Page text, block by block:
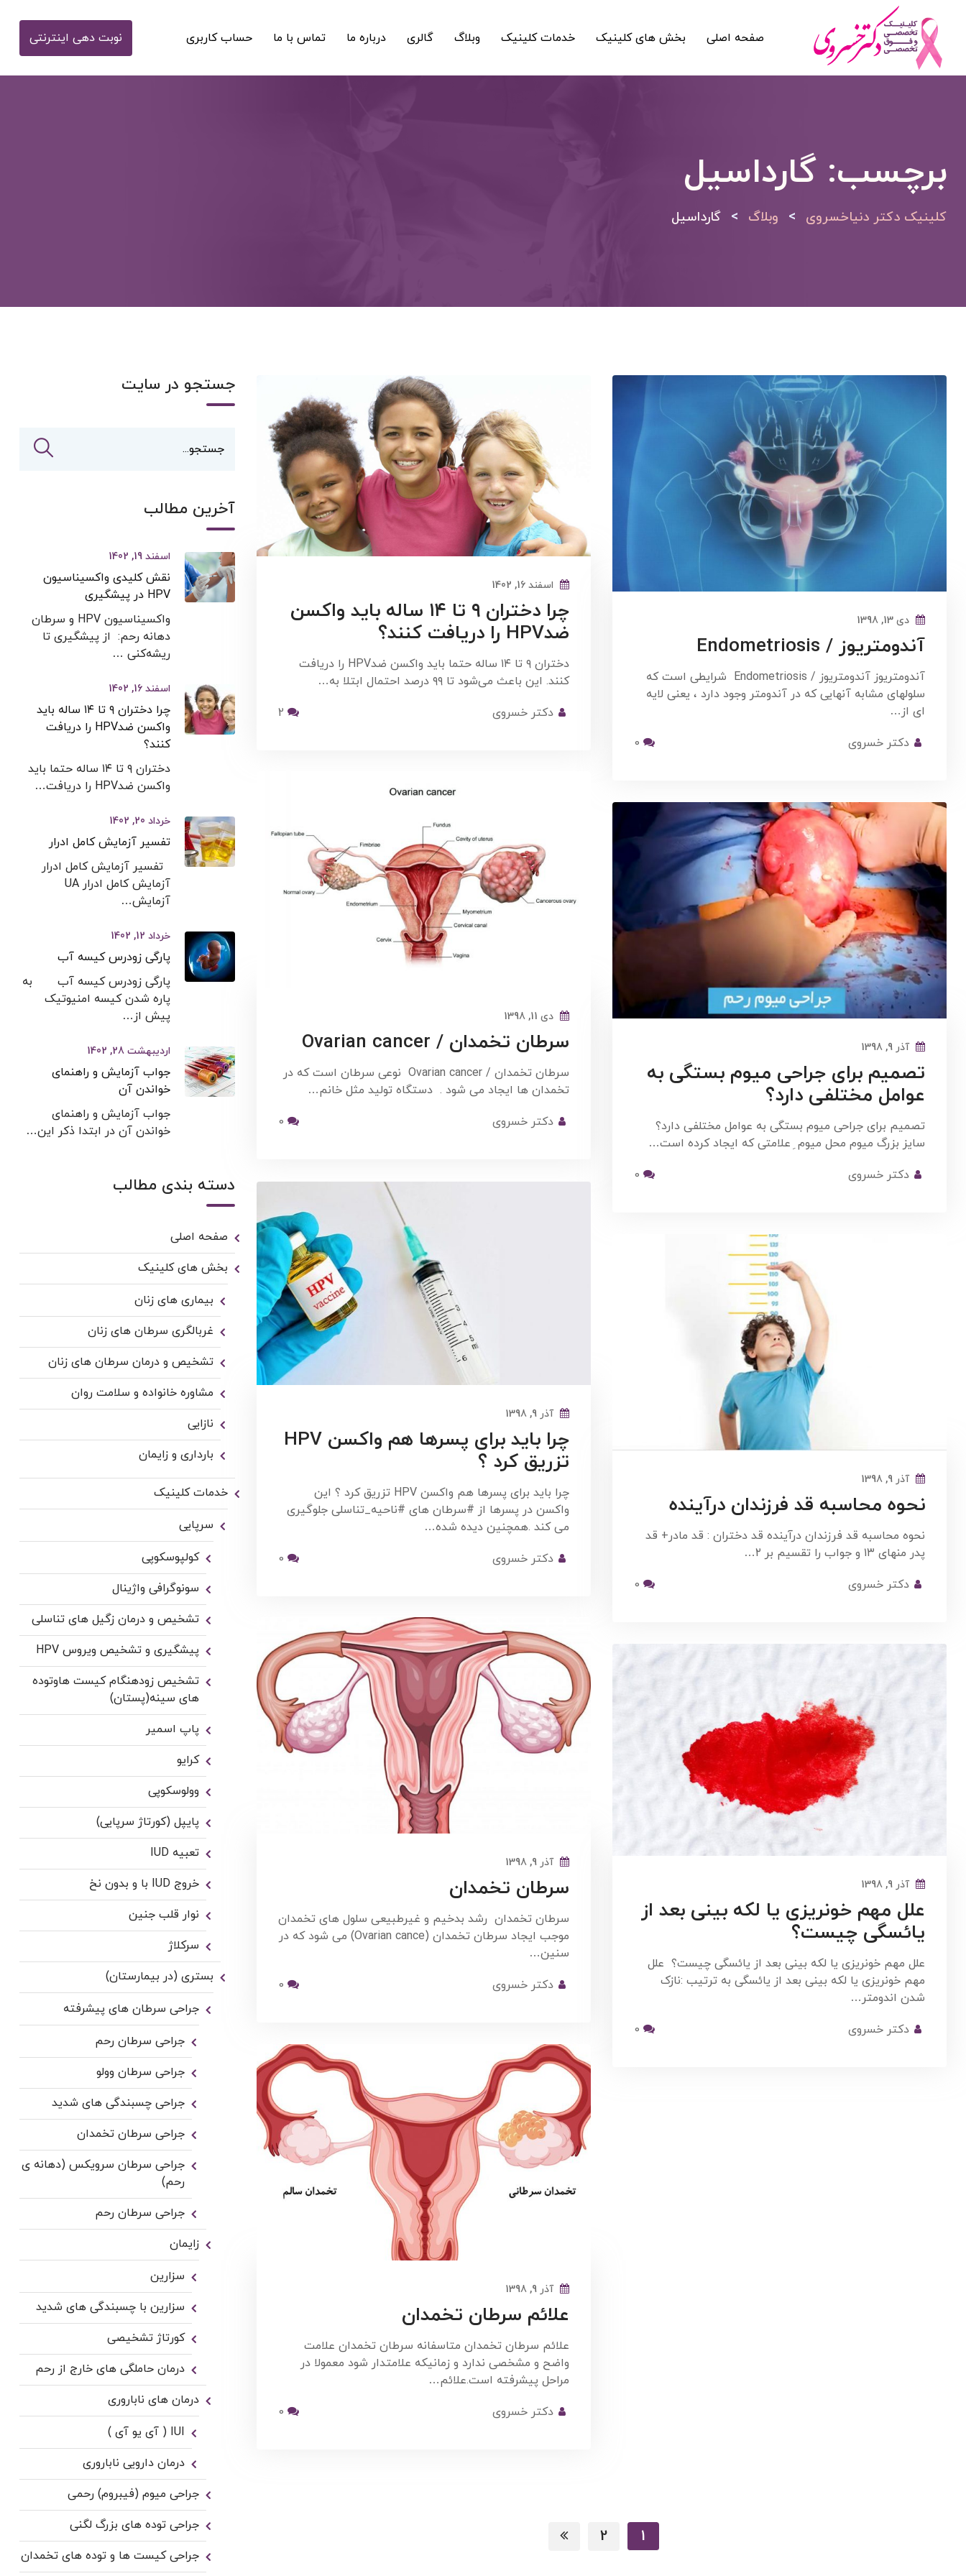
content
صفحه اصلی بخش های کلینیک خدمات کلینیک وبلاگ گالری درباره ما تماس با ما حساب کاربری نوبت دهی اینترنتی
برچسب: گارداسیل
کلینیک دکتر دنیاخسروی > وبلاگ > گارداسیل
اسفند 16, 1402
چرا دختران ۹ تا ۱۴ ساله باید واکسن
ضدHPV را دریافت کنند؟
دختران ۹ تا ۱۴ ساله حتما باید واکسن ضدHPV را دریافت
کنند. این باعث می‌شود تا ۹۹ درصد احتمال ابتلا به…
دکتر خسروی
دی 13, 1398
آندومتریوز / Endometriosis
آندومتریوز آندومتریوز / Endometriosis شرایطی است که
سلولهای مشابه آنهایی که در آندومتر وجود دارد ، یعنی لایه
ای از…
دکتر خسروی
دی 11, 1398
سرطان تخمدان / Ovarian cancer
سرطان تخمدان / Ovarian cancer نوعی سرطان است که در
تخمدان ها ایجاد می شود . دستگاه تولید مثل خانم…
دکتر خسروی
آذر 9, 1398
تصمیم برای جراحی میوم بستگی به
عوامل مختلفی دارد؟
تصمیم برای جراحی میوم بستگی به عوامل مختلفی دارد؟
سایز بزرگ میوم محل میوم ِ علامتی که ایجاد کرده است…
دکتر خسروی
آذر 9, 1398
چرا باید برای پسرها هم واکسن HPV
تزریق کرد ؟
چرا باید برای پسرها هم واکسن HPV تزریق کرد ؟ این
واکسن در پسرها از #سرطان های #ناحیه_تناسلی جلوگیری
می کند .همچنین دیده شده…
دکتر خسروی
آذر 9, 1398
نحوه محاسبه قد فرزندان درآینده
نحوه محاسبه قد فرزندان درآینده قد دختران : قد مادر+ قد
پدر منهای ۱۳ و جواب را تقسیم بر ۲…
دکتر خسروی
آذر 9, 1398
سرطان تخمدان
سرطان تخمدان رشد بدخیم و غیرطبیعی سلول های تخمدان
موجب ایجاد سرطان تخمدان (Ovarian cance) می‌ شود که در
سنین…
دکتر خسروی
آذر 9, 1398
علل مهم خونریزی یا لکه بینی بعد از
یائسگی چیست؟
علل مهم خونریزی یا لکه بینی بعد از یائسگی چیست؟ علل
مهم خونریزی یا لکه بینی بعد از یائسگی به ترتیب :نازک
شدن اندومتر…
دکتر خسروی
آذر 9, 1398
علائم سرطان تخمدان
علائم سرطان تخمدان متاسفانه سرطان تخمدان علامت
واضح و مشخصی ندارد و زمانیکه علامتدار شود معمولا در
مراحل پیشرفته است.علائم…
دکتر خسروی
1
2
جستجو در سایت
آخرین مطالب
اسفند 19, 1402
نقش کلیدی واکسیناسیون
HPV در پیشگیری
واکسیناسیون HPV و سرطان
دهانه رحم: از پیشگیری تا
ریشه‌کنی …
اسفند 16, 1402
چرا دختران ۹ تا ۱۴ ساله باید
واکسن ضدHPV را دریافت
کنند؟
دختران ۹ تا ۱۴ ساله حتما باید
واکسن ضدHPV را دریافت…
خرداد 20, 1402
تفسیر آزمایش کامل ادرار
تفسیر آزمایش کامل ادرار
آزمایش کامل ادرار UA
آزمایش…
خرداد 12, 1402
پارگی زودرس کیسه آب
پارگی زودرس کیسه آب به
پاره شدن کیسه امنیوتیک
پیش از…
اردیبهشت 28, 1402
جواب آزمایش و راهنمای
خواندن آن
جواب آزمایش و راهنمای
خواندن آن در ابتدا ذکر این…
دسته بندی مطالب
صفحه اصلی
بخش های کلینیک
بیماری های زنان
غربالگری سرطان های زنان
تشخیص و درمان سرطان های زنان
مشاوره خانواده و سلامت روان
نازایی
بارداری و زایمان
خدمات کلینیک
سرپایی
کولپوسکوپی
سونوگرافی واژینال
تشخیص و درمان زگیل های تناسلی
پیشگیری و تشخیص ویروس HPV
تشخیص زودهنگام کیست هاوتوده
های سینه(پستان)
پاپ اسمیر
کرایو
وولوسکوپی
پایپل (کورتاژ سرپایی)
تعبیه IUD
خروج IUD با و بدون نخ
نوار قلب جنین
سرکلاژ
بستری (در بیمارستان)
جراحی سرطان های پیشرفته
جراحی سرطان رحم
جراحی سرطان وولو
جراحی چسبندگی های شدید
جراحی سرطان تخمدان
جراحی سرطان سرویکس (دهانه ی
رحم)
جراحی سرطان رحم
زایمان
سزارین
سزارین با چسبندگی های شدید
کورتاژ تشخیصی
درمان حاملگی های خارج از رحم
درمان های ناباروری
IUI ( آی یو آی )
درمان دارویی ناباروری
جراحی میوم (فیبروم) رحمی
جراحی توده های بزرگ لگنی
جراحی کیست ها و توده های تخمدان